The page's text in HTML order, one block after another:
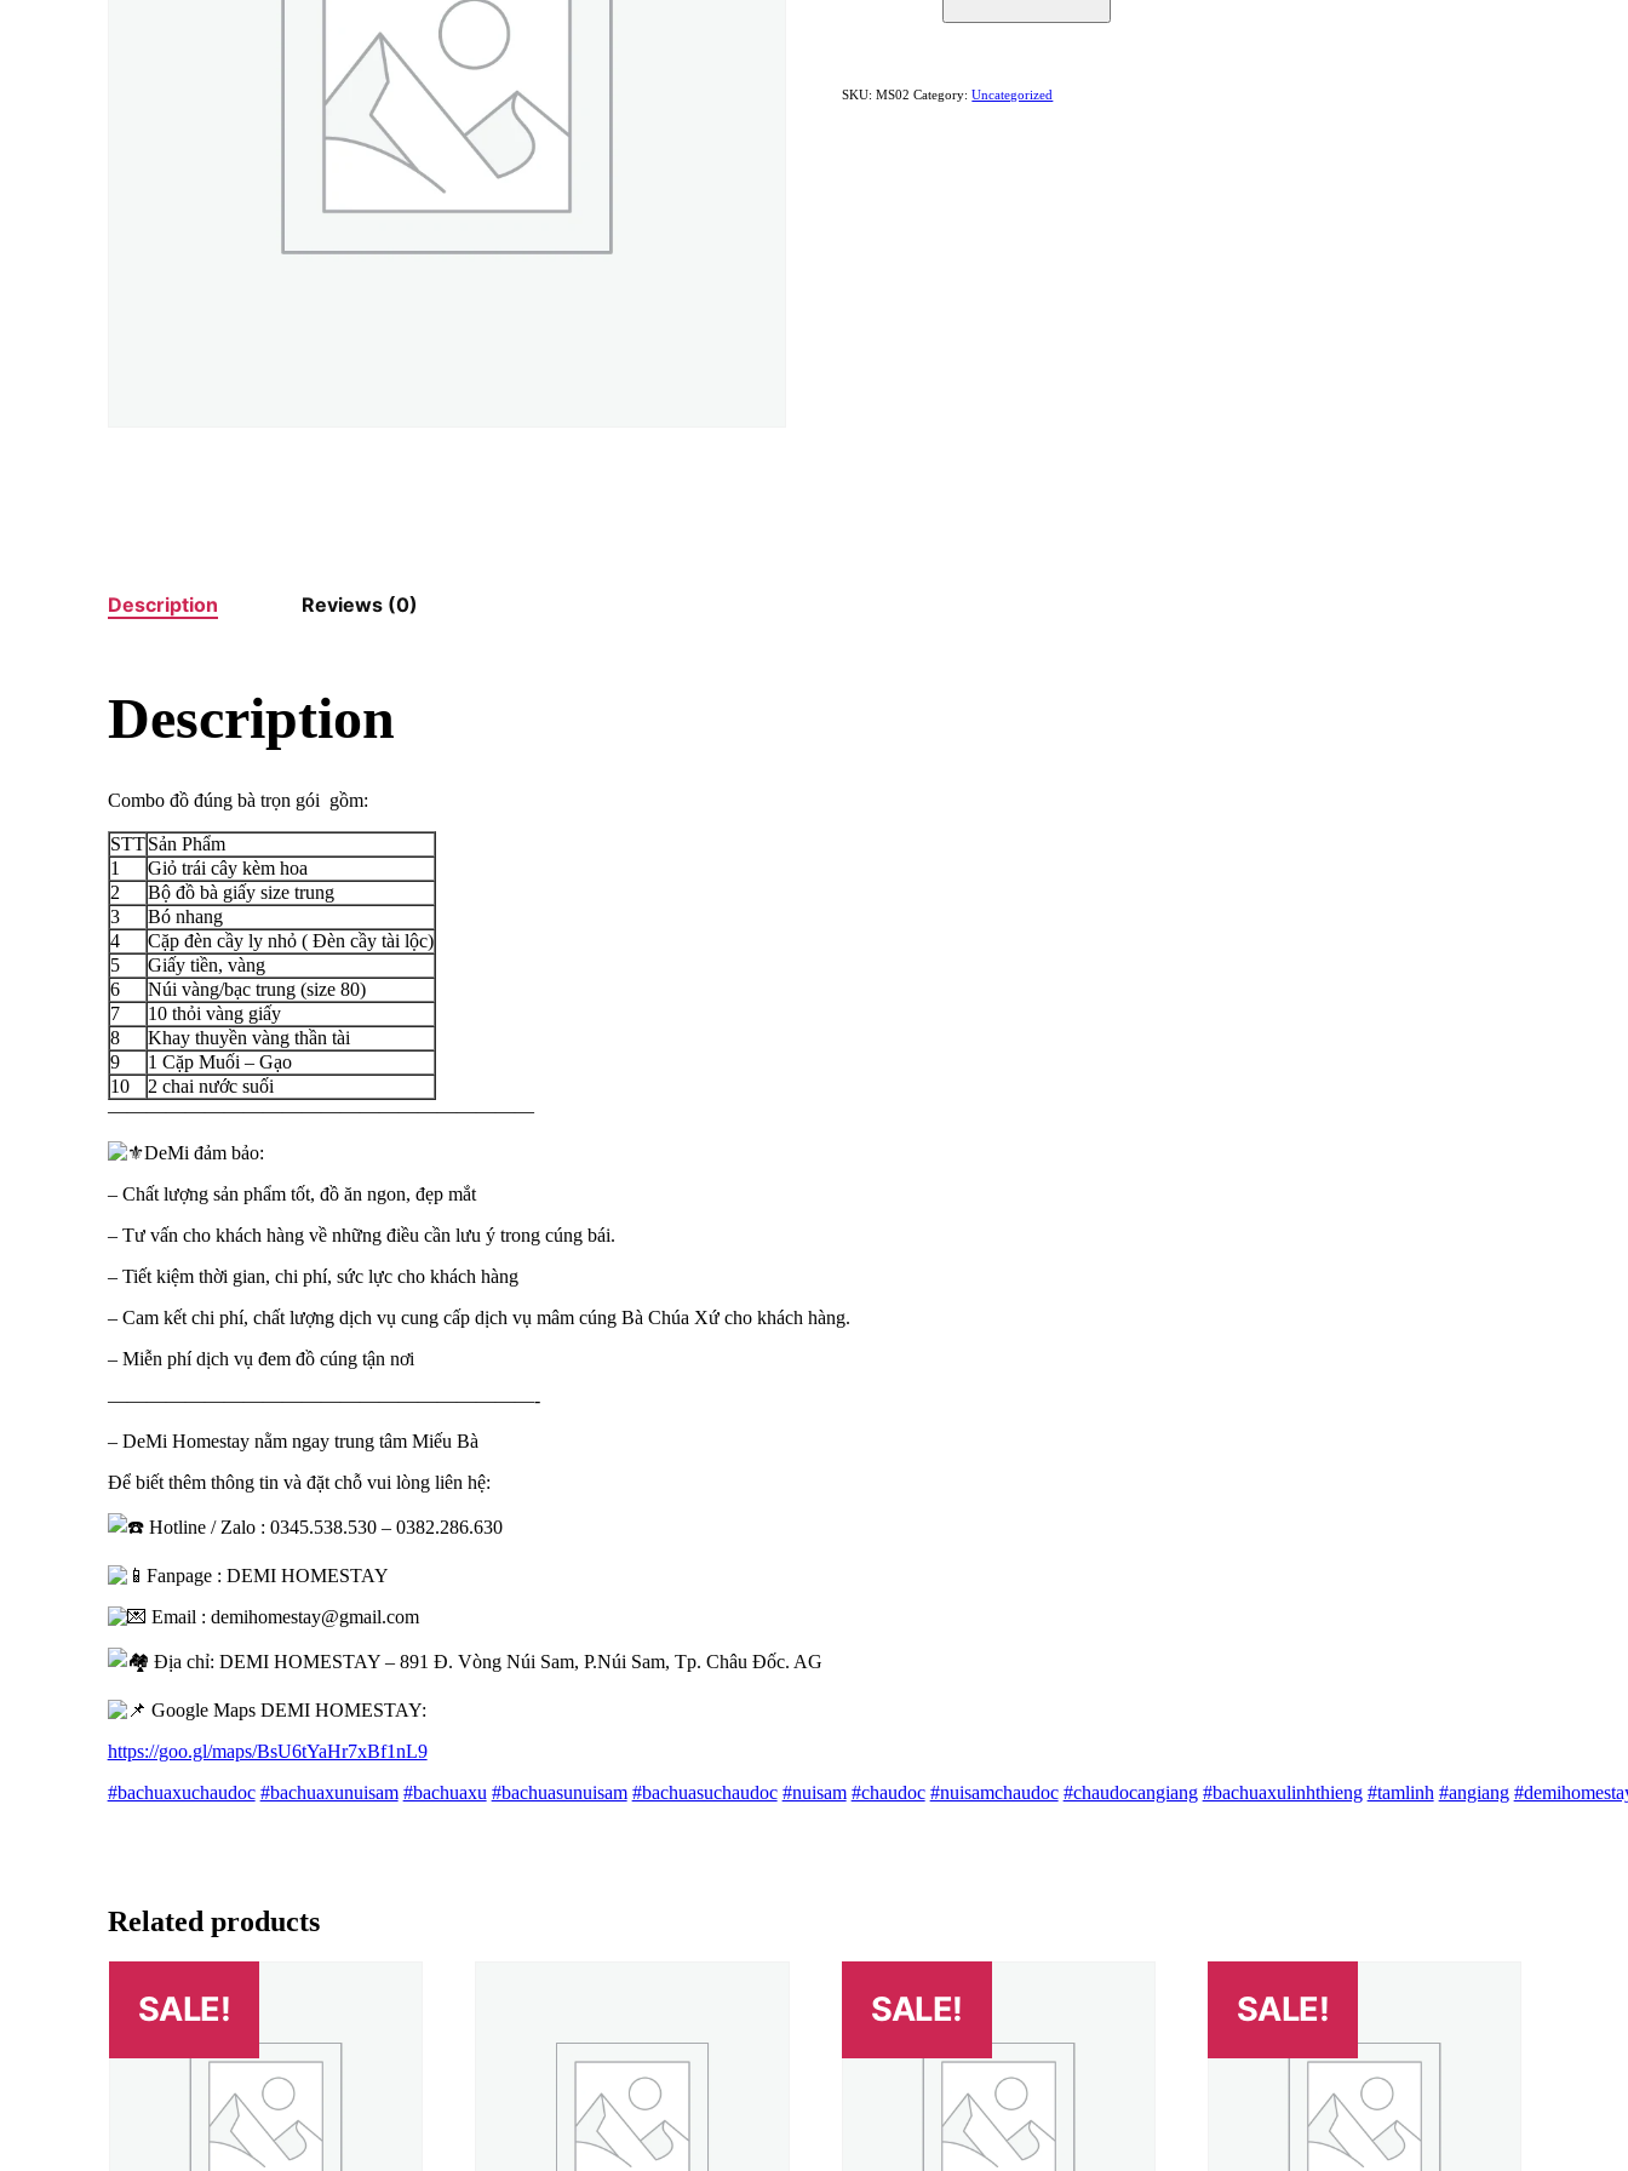
SKU:MS02 Category:Uncategorized
Description Reviews (0)
Description
Combo đồ đúng bà trọn gói gồm:
STTSản Phẩm
1
Giỏ trái cây kèm hoa
2
Bộ đồ bà giấy size trung
3
Bó nhang
4
Cặp đèn cầy ly nhỏ ( Đèn cầy tài lộc)
5
Giấy tiền, vàng
6
Núi vàng/bạc trung (size 80)
7
10 thỏi vàng giấy
8
Khay thuyền vàng thần tài
9
1 Cặp Muối – Gạo
10
2 chai nước suối
——————————————————————
DeMi đảm bảo:
– Chất lượng sản phẩm tốt, đồ ăn ngon, đẹp mắt
– Tư vấn cho khách hàng về những điều cần lưu ý trong cúng bái.
– Tiết kiệm thời gian, chi phí, sức lực cho khách hàng
– Cam kết chi phí, chất lượng dịch vụ cung cấp dịch vụ mâm cúng Bà Chúa Xứ cho khách hàng.
– Miễn phí dịch vụ đem đồ cúng tận nơi
——————————————————————-
– DeMi Homestay nằm ngay trung tâm Miếu Bà
Để biết thêm thông tin và đặt chỗ vui lòng liên hệ:
Hotline / Zalo : 0345.538.530 – 0382.286.630
Fanpage : DEMI HOMESTAY
Email : demihomestay@gmail.com
Địa chỉ: DEMI HOMESTAY – 891 Đ. Vòng Núi Sam, P.Núi Sam, Tp. Châu Đốc. AG
Google Maps DEMI HOMESTAY:
https://goo.gl/maps/BsU6tYaHr7xBf1nL9
#bachuaxuchaudoc #bachuaxunuisam #bachuaxu #bachuasunuisam #bachuasuchaudoc #nuisam #chaudoc #nuisamchaudoc #chaudocangiang #bachuaxulinhthieng #tamlinh #angiang
Related products
SALE! SALE! SALE!